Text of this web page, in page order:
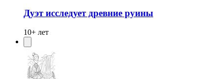
Дуэт исследует древние руины
10+ лет